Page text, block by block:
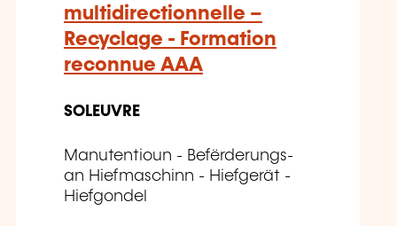
multidirectionnelle –
Recyclage - Formation
reconnue AAA
SOLEUVRE
Manutentioun - Befërderungs-
an Hiefmaschinn - Hiefgerät -
Hiefgondel